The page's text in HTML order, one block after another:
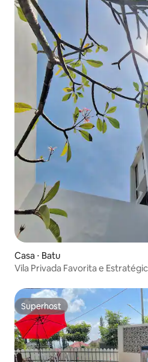
Casa ⋅ Batu
Vila Privada Favorita e
Superhost
Superhost